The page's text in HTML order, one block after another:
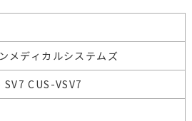
メディカルシステムズ
CUS-VSV7